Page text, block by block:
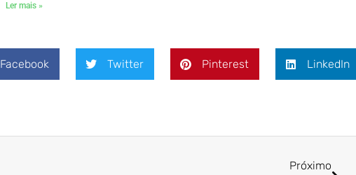
Ler mais »
Facebook Twitter Pinterest LinkedIn
Próximo